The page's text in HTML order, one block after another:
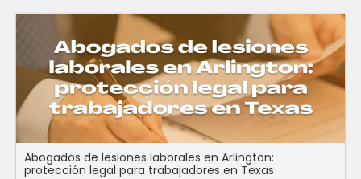
Abogados de lesiones laborales en Arlington:
protección legal para trabajadores en Texas